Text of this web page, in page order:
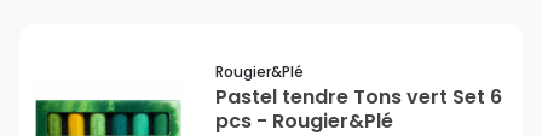
Rougier&plé
Pastel tendre Tons vert Set 6
pcs - Rougier&Plé